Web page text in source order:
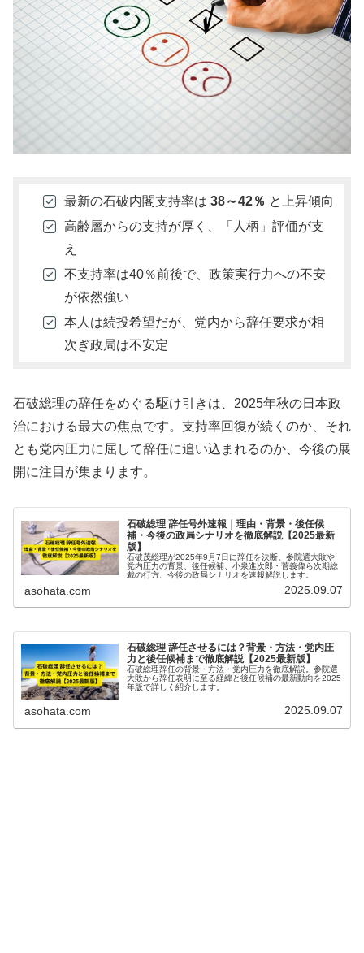
最新の石破内閣支持率は 38～42％ と上昇傾向
高齢層からの支持が厚く、「人柄」評価が支
え
不支持率は40％前後で、政策実行力への不安
が依然強い
本人は続投希望だが、党内から辞任要求が相
次ぎ政局は不安定
石破総理の辞任をめぐる駆け引きは、2025年秋の日本政
治における最大の焦点です。支持率回復が続くのか、それ
とも党内圧力に屈して辞任に追い込まれるのか、今後の展
開に注目が集まります。
石破総理 辞任号外速報｜理由・背景・後任候
補・今後の政局シナリオを徹底解説【2025最新
版】
石破茂総理が2025年9月7日に辞任を決断。参院選大敗や
党内圧力の背景、後任候補、小泉進次郎・菅義偉ら次期総
裁の行方、今後の政局シナリオを速報解説します。
asohata.com 2025.09.07
石破総理 辞任させるには？背景・方法・党内圧
力と後任候補まで徹底解説【2025最新版】
石破総理辞任の背景・方法・党内圧力を徹底解説。参院選
大敗から辞任表明に至る経緯と後任候補の最新動向を2025
年版で詳しく紹介します。
asohata.com 2025.09.07